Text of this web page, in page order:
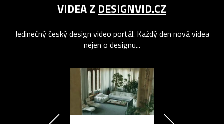
VIDEA Z DESIGNVID.CZ
Jedinečný český design video portál. Každý den nová videa
nejen o designu...